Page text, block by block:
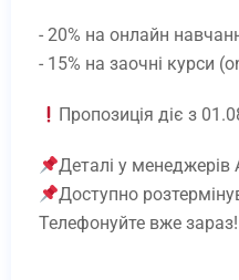
- 20% на онлайн
- 15% на заочні курси
Пропозиція діє з
Деталі у менеджерів
Доступно
Телефонуйте вже зараз!